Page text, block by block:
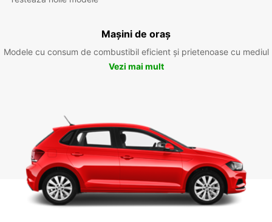
Mașini de oraș
Modele cu consum de combustibil eficient și prietenoase cu mediul
Vezi mai mult